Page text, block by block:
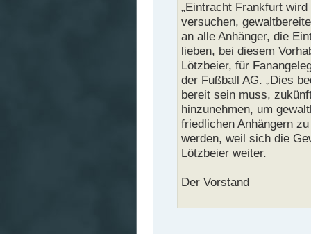
„Eintracht Frankfurt
versuchen,
an alle Anhänger, die
lieben, bei diesem
Lötzbeier, für
der Fußball AG. „Dies
bereit sein muss,
hinzunehmen, um
friedlichen Anhängern
werden, weil sich die
Lötzbeier weiter.
Der Vorstand